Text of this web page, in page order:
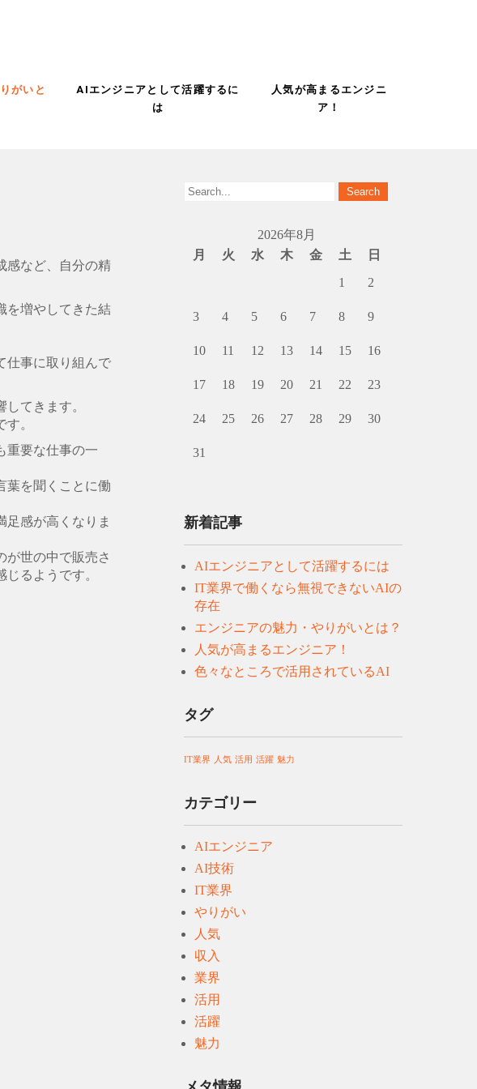
がいと
AIエンジニアとして活躍するに
は
人気が高まるエンジニ
ア！
感など、自分の精
を増やしてきた結
仕事に取り組んで
てきます。
。
重要な仕事の一
葉を聞くことに働
足感が高くなりま
が世の中で販売さ
るようです。
2026年8月
月
火 水 木 金 土
日
1
2
3 4 5 6 7 8 9
10 11 12 13 14 15 16
17 18 19 20 21 22 23
24 25 26 27 28 29 30
31
新着記事
AIエンジニアとして活躍するには
IT業界で働くなら無視できないAIの
存在
エンジニアの魅力・やりがいとは？
人気が高まるエンジニア！
色々なところで活用されているAI
タグ
IT業界 人気 活用 活躍 魅力
カテゴリー
AIエンジニア
AI技術
IT業界
やりがい
人気
収入
業界
活用
活躍
魅力